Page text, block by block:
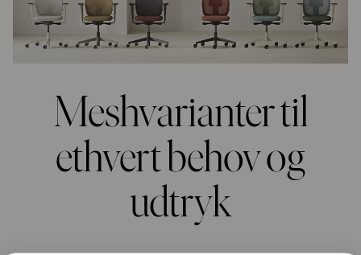
Meshvarianter til
ethvert behov og
udtryk